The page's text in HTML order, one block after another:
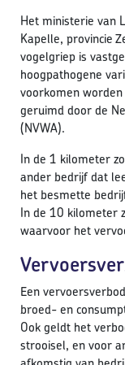
Het ministerie van
Kapelle, provincie
vogelgriep is
hoogpathogene
voorkomen
geruimd door de
(NVWA).
In de 1 kilometer
ander bedrijf dat
het besmette
In de 10 kilometer
waarvoor het
Een
broed- en
Ook geldt het
strooisel, en voor